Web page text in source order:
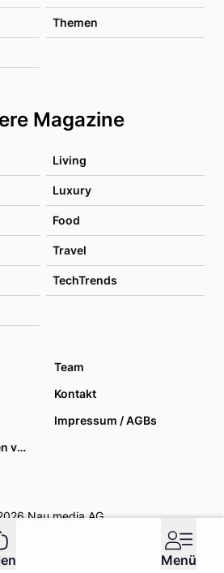
Themen
Magazine
Living
Luxury
Food
Travel
TechTrends
Team
Kontakt
Impressum / AGBs
Datenschutzoptionen verwalten
Nau media AG
Menü